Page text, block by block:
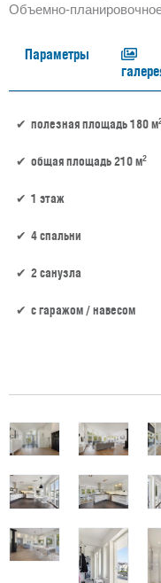
Объемно-
Параметры
полезная площадь 180 м
общая площадь 210 м2
1 этаж
4 спальни
2 санузла
c гаражом / навесом